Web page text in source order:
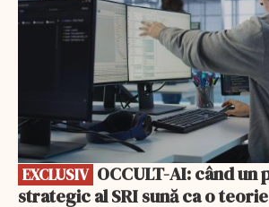
EXCLUSIV
strategic al SRI sună ca o teorie